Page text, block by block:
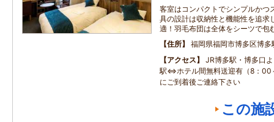
客室はコンパクトでシンプルかつ
具の設計は収納性と機能性を追求
適！羽毛布団は全体をシーツで包
住所
福岡県福岡市博多区博
アクセス
JR博多駅・博多口
駅⇔ホテル間無料送迎有（8：00
にご到着後ご連絡下さい
この施